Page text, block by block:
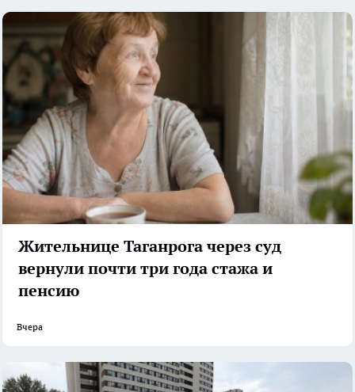
Жительнице Таганрога через суд
вернули почти три года стажа и
пенсию
Вчера